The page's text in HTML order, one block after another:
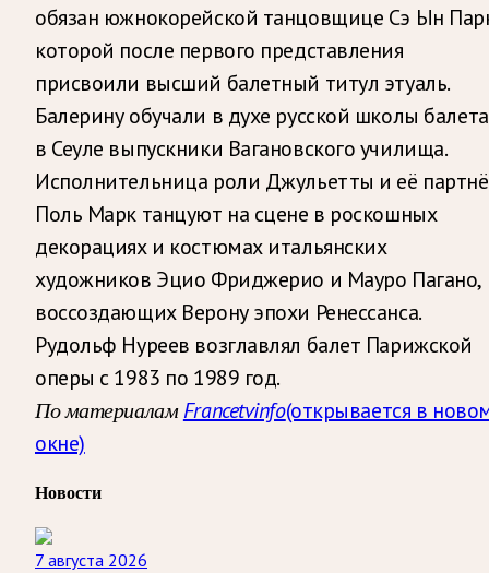
обязан южнокорейской танцовщице Сэ Ын
которой после первого представления
присвоили высший балетный титул этуаль.
Балерину обучали в духе русской школы балета
в Сеуле выпускники Вагановского училища.
Исполнительница роли Джульетты и её
Поль Марк танцуют на сцене в роскошных
декорациях и костюмах итальянских
художников Эцио Фриджерио и Мауро Пагано,
воссоздающих Верону эпохи Ренессанса.
Рудольф Нуреев возглавлял балет Парижской
оперы с 1983 по 1989 год.
По материаламFrancetvinfo(открывается в
окне)
Новости
7 августа 2026